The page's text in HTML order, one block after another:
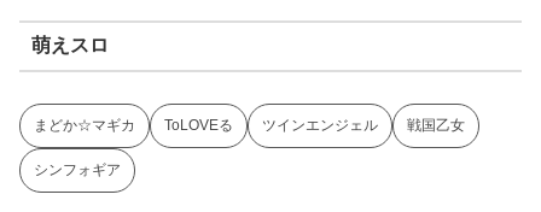
萌えスロ
まどか☆マギカ ToLOVEる ツインエンジェル 戦国乙女
シンフォギア